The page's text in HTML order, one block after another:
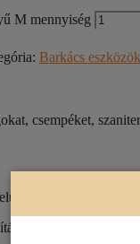
M mennyiség
Barkács
csempéket,